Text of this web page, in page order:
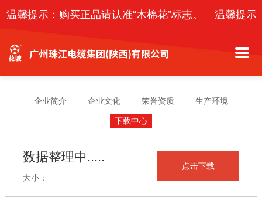
温馨提示：购买正品请认准“木棉花”标志。 温馨提示
企业简介 企业文化 荣誉资质 生产环境
下载中心
数据整理中.....
大小：
点击下载